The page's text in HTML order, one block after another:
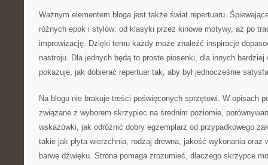
Ważnym elementem bloga jest także świat repertuaru.
różnych epok i stylów: od klasyki przez kinowe motywy, aż po
improwizację. Dzięki temu każdy może znaleźć inspiracje
nastroju. Dla jednych będą to proste piosenki, dla innych bardziej
pokazuje, jak dobierać repertuar tak, aby był jednocześnie
Na blogu nie brakuje treści poświęconych sprzętowi. W opisach
związane z wyborem skrzypiec na średnim poziomie,
wskazówki, jak odróżnić dobry egzemplarz od przypadkowego
takie jak płyta wierzchnia, rodzaj drewna, jakość wykonania oraz
barwę dźwięku. Strona pomaga zrozumieć, dlaczego skrzypce